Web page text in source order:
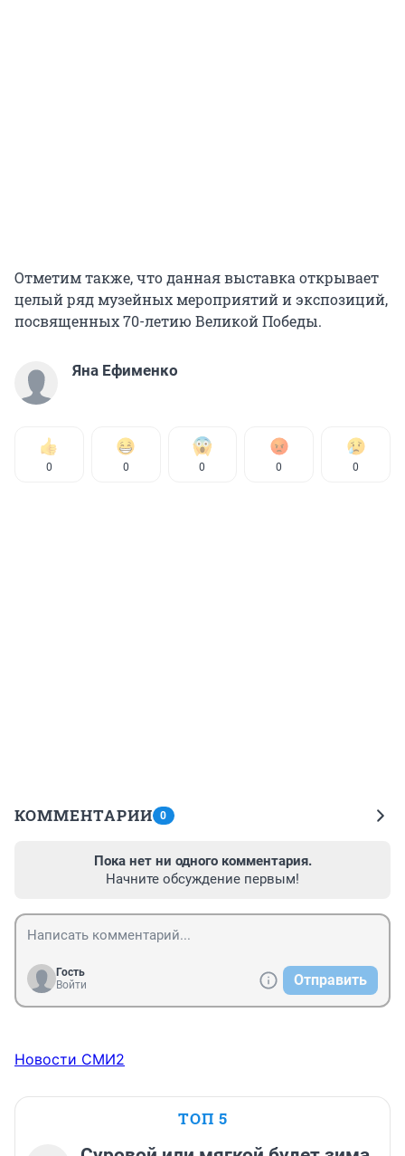
Отметим также, что данная выставка открывает
целый ряд музейных мероприятий и экспозиций,
посвященных 70-летию Великой Победы.
Яна Ефименко
0 0 0 0 0
КОММЕНТАРИИ 0
Пока нет ни одного комментария.
Начните обсуждение первым!
Гость
Войти
Отправить
Новости СМИ2
ТОП 5